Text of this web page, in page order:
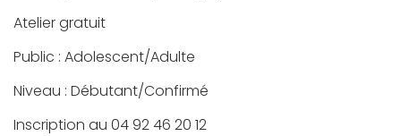
Atelier gratuit
Public : Adolescent/Adulte
Niveau : Débutant/Confirmé
Inscription au 04 92 46 20 12